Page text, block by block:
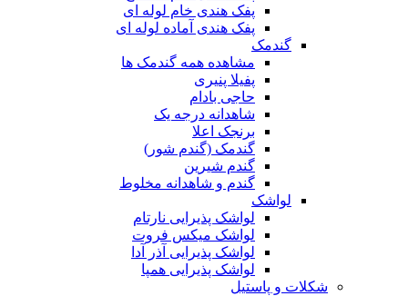
پفک هندی خام لوله ای
پفک هندی آماده لوله ای
گندمک
مشاهده همه گندمک ها
پفیلا پنیری
حاجی بادام
شاهدانه درجه یک
برنجک اعلا
گندمک (گندم شور)
گندم شیرین
گندم و شاهدانه مخلوط
لواشک
لواشک پذیرایی نارتام
لواشک میکس فروت
لواشک پذیرایی آذر آدا
لواشک پذیرایی همپا
شکلات و پاستیل